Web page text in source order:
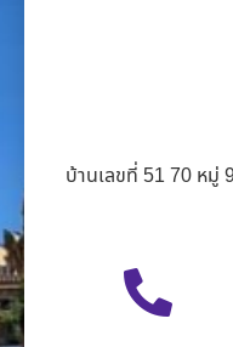
บ้านเลขที่ 51 70 หมู่